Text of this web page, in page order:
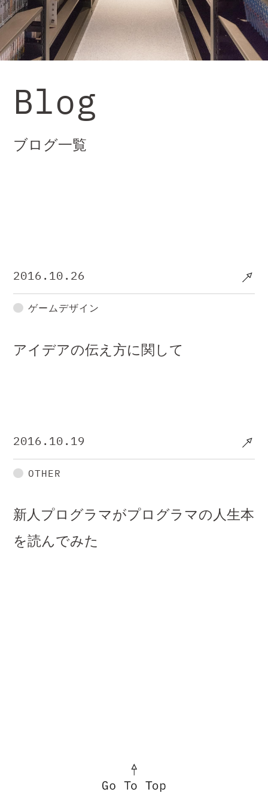
Blog
ブログ一覧
2016.10.26
ゲームデザイン
アイデアの伝え方に関して
2016.10.19
OTHER
新人プログラマがプログラマの人生本
を読んでみた